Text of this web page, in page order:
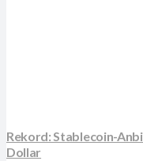
Rekord: Stablecoin-
Dollar